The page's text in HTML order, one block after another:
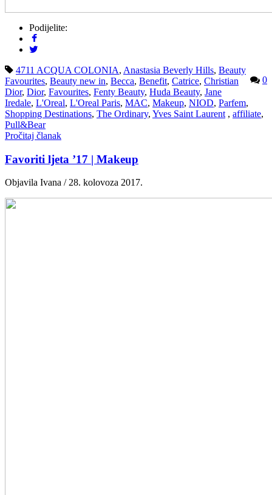
Podijelite:
0
4711 ACQUA COLONIA, Anastasia Beverly Hills, Beauty
Favourites, Beauty new in, Becca, Benefit, Catrice, Christian
Dior, Dior, Favourites, Fenty Beauty, Huda Beauty, Jane
Iredale, L'Oreal, L'Oreal Paris, MAC, Makeup, NIOD, Parfem,
Shopping Destinations, The Ordinary, Yves Saint Laurent , affiliate,
Pull&Bear
Pročitaj članak
Favoriti ljeta ’17 | Makeup
Objavila Ivana / 28. kolovoza 2017.